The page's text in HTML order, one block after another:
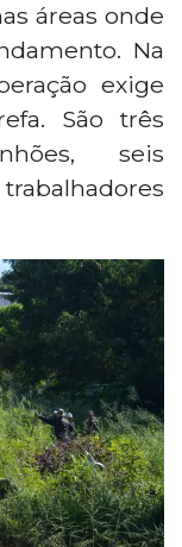
áreas onde
Na
exige
São três
seis